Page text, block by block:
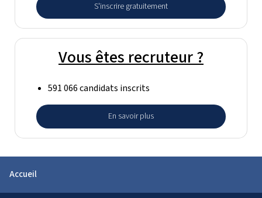
S'inscrire gratuitement
Vous êtes recruteur ?
591 066 candidats inscrits
En savoir plus
Accueil